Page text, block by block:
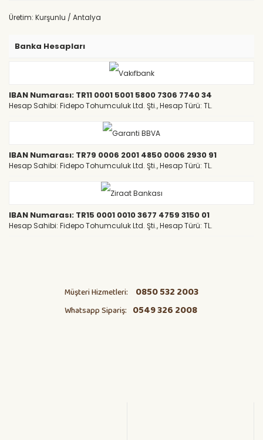
Üretim: Kurşunlu / Antalya
Banka Hesapları
IBAN Numarası: TR11 0001 5001 5800 7306 7740 34
Hesap Sahibi: Fidepo Tohumculuk Ltd. Şti., Hesap Türü: TL.
IBAN Numarası: TR79 0006 2001 4850 0006 2930 91
Hesap Sahibi: Fidepo Tohumculuk Ltd. Şti., Hesap Türü: TL.
IBAN Numarası: TR15 0001 0010 3677 4759 3150 01
Hesap Sahibi: Fidepo Tohumculuk Ltd. Şti., Hesap Türü: TL.
Müşteri Hizmetleri: 0850 532 2003
Whatsapp Sipariş: 0549 326 2008